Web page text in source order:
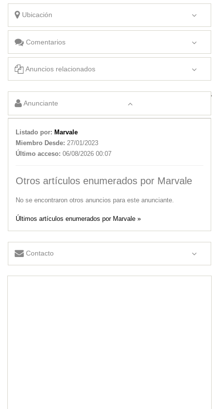
Ubicación
Comentarios
Anuncios relacionados
Peugeot 308 Allure 1.6
Anunciante
Listado por: Marvale
Miembro Desde: 27/01/2023
Último acceso: 06/08/2026 00:07
Otros artículos enumerados por Marvale
No se encontraron otros anuncios para este anunciante.
Últimos artículos enumerados por Marvale »
Contacto